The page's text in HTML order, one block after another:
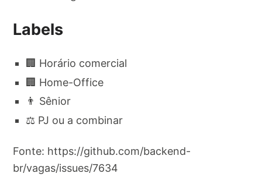
Labels
🏢 Horário comercial
🏢 Home-Office
👨 Sênior
⚖️ PJ ou a combinar
Fonte: https://github.com/backend-
br/vagas/issues/7634